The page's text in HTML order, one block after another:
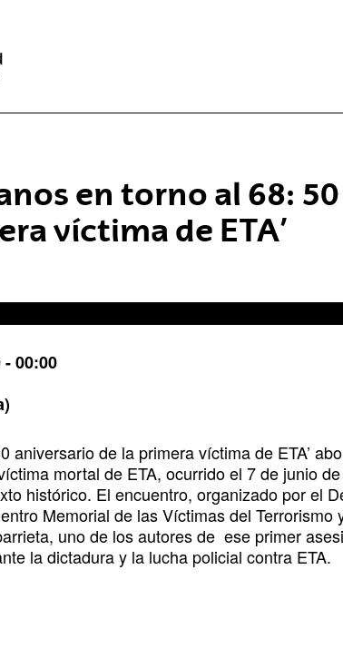
en torno al 68: 50
víctima de ETA’
- 00:00
aniversario de la primera víctima de ETA’
mortal de ETA, ocurrido el 7 de junio
histórico. El encuentro, organizado por el
Memorial de las Víctimas del Terrorismo
uno de los autores de ese primer
la dictadura y la lucha policial contra ETA.